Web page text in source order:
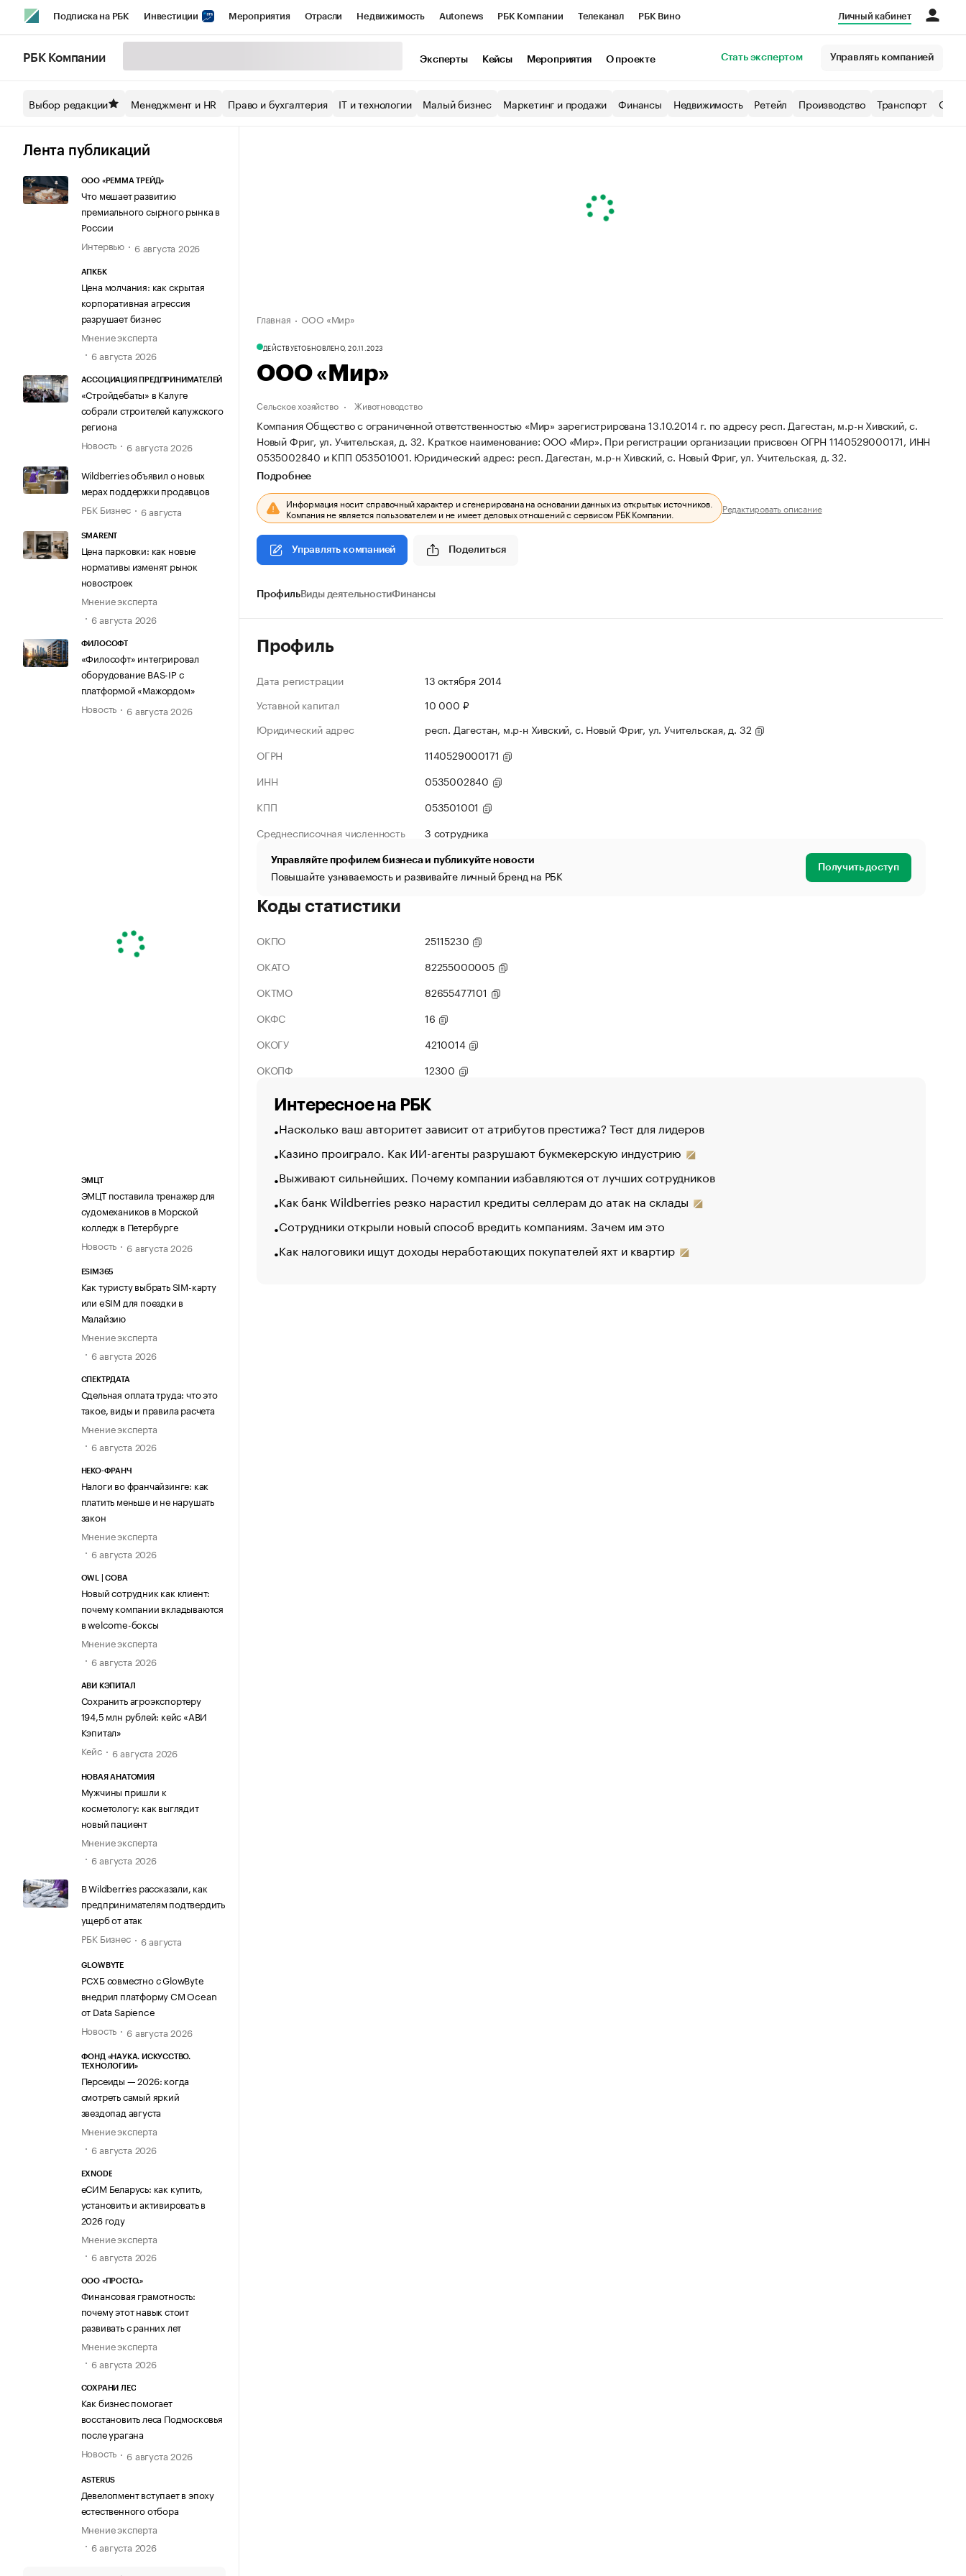
Подписка на РБК Инвестиции Мероприятия Отрасли Недвижимость Autonews РБК Компании Телеканал РБК Вино
Спецпроекты СПб Конференции СПб Спецпроекты Экономика Бизнес
Технологии и медиа
Личный кабинет
РБК Компании Эксперты Кейсы Мероприятия О проекте Стать экспертом Управлять компанией
Выбор редакции Менеджмент и HR Право и бухгалтерия IT и технологии Малый бизнес Маркетинг и продажи Финансы Недвижимость Ретейл Производство Транспорт
Лента публикаций
ООО «РЕММА ТРЕЙД»
Что мешает развитию
премиального сырного рынка в
России
Интервью
6 августа 2026
АПКБК
Цена молчания: как скрытая
корпоративная агрессия
разрушает бизнес
Мнение эксперта
6 августа 2026
АССОЦИАЦИЯ ПРЕДПРИНИМАТЕЛЕЙ
«Стройдебаты» в Калуге
собрали строителей калужского
региона
Новость
6 августа 2026
Wildberries объявил о новых
мерах поддержки продавцов
РБК Бизнес
6 августа
SMARENT
Цена парковки: как новые
нормативы изменят рынок
новостроек
Мнение эксперта
6 августа 2026
ФИЛОСОФТ
«Философт» интегрировал
оборудование BAS-IP с
платформой «Мажордом»
Новость
6 августа 2026
ЭМЦТ
ЭМЦТ поставила тренажер для
судомехаников в Морской
колледж в Петербурге
Новость
6 августа 2026
ESIM365
Как туристу выбрать SIM-карту
или eSIM для поездки в
Малайзию
Мнение эксперта
6 августа 2026
СПЕКТРДАТА
Сдельная оплата труда: что это
такое, виды и правила расчета
Мнение эксперта
6 августа 2026
НЕКО-ФРАНЧ
Налоги во франчайзинге: как
платить меньше и не нарушать
закон
Мнение эксперта
6 августа 2026
OWL | СОВА
Новый сотрудник как клиент:
почему компании вкладываются
в welcome-боксы
Мнение эксперта
6 августа 2026
АВИ КЭПИТАЛ
Сохранить агроэкспортеру
194,5 млн рублей: кейс «АВИ
Кэпитал»
Кейс
6 августа 2026
НОВАЯ АНАТОМИЯ
Мужчины пришли к
косметологу: как выглядит
новый пациент
Мнение эксперта
6 августа 2026
В Wildberries рассказали, как
предпринимателям подтвердить
ущерб от атак
РБК Бизнес
6 августа
GLOWBYTE
РСХБ совместно с GlowByte
внедрил платформу CM Ocean
от Data Sapience
Новость
6 августа 2026
ФОНД «НАУКА. ИСКУССТВО.
ТЕХНОЛОГИИ»
Персеиды — 2026: когда
смотреть самый яркий
звездопад августа
Мнение эксперта
6 августа 2026
EXNODE
еСИМ Беларусь: как купить,
установить и активировать в
2026 году
Мнение эксперта
6 августа 2026
ООО «ПРОСТО.»
Финансовая грамотность:
почему этот навык стоит
развивать с ранних лет
Мнение эксперта
6 августа 2026
СОХРАНИ ЛЕС
Как бизнес помогает
восстановить леса Подмосковья
после урагана
Новость
6 августа 2026
ASTERUS
Девелопмент вступает в эпоху
естественного отбора
Мнение эксперта
6 августа 2026
Главная ООО «Мир»
ДЕЙСТВУЕТОБНОВЛЕНО, 20.11.2023
ООО «Мир»
Сельское хозяйство Животноводство
Компания Общество с ограниченной ответственностью «Мир» зарегистрирована 13.10.2014 г. по адресу респ. Дагестан, м.р-н Хивский, с.
Новый Фриг, ул. Учительская, д. 32. Краткое наименование: ООО «Мир». При регистрации организации присвоен ОГРН 1140529000171, ИНН
0535002840 и КПП 053501001. Юридический адрес: респ. Дагестан, м.р-н Хивский, с. Новый Фриг, ул. Учительская, д. 32.
Подробнее
Информация носит справочный характер и сгенерирована на основании данных из открытых источников.
Компания не является пользователем и не имеет деловых отношений с сервисом РБК Компании. Редактировать описание
Управлять компанией Поделиться
ПрофильВиды деятельностиФинансы
Профиль
Дата регистрации
13 октября 2014
Уставной капитал
10 000 ₽
Юридический адрес
респ. Дагестан, м.р-н Хивский, с. Новый Фриг, ул. Учительская, д. 32
ОГРН
1140529000171
ИНН
0535002840
КПП
053501001
Среднесписочная численность
3 сотрудника
Управляйте профилем бизнеса и публикуйте новости
Повышайте узнаваемость и развивайте личный бренд на РБК Получить доступ
Коды статистики
ОКПО
25115230
ОКАТО
82255000005
ОКТМО
82655477101
ОКФС
16
ОКОГУ
4210014
ОКОПФ
12300
Интересное на РБК
Насколько ваш авторитет зависит от атрибутов престижа? Тест для лидеров
Казино проиграло. Как ИИ-агенты разрушают букмекерскую индустрию
Выживают сильнейших. Почему компании избавляются от лучших сотрудников
Как банк Wildberries резко нарастил кредиты селлерам до атак на склады
Сотрудники открыли новый способ вредить компаниям. Зачем им это
Как налоговики ищут доходы неработающих покупателей яхт и квартир